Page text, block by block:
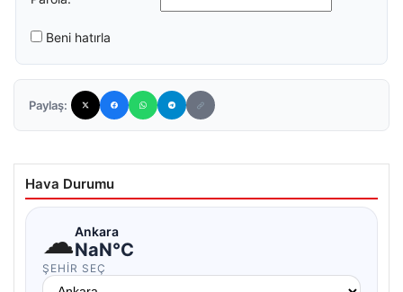
Beni hatırla
Paylaş:
Hava Durumu
☁Ankara
NaN°C
ŞEHIR SEÇ